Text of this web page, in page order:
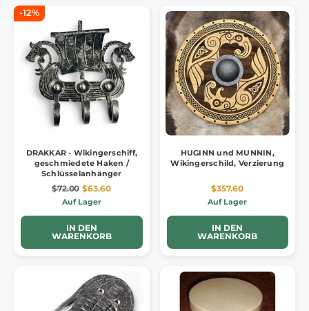
-12%
DRAKKAR - Wikingerschiff,
geschmiedete Haken /
Schlüsselanhänger
$72.00 $63.60
Auf Lager
IN DEN
WARENKORB
HUGINN und MUNNIN,
Wikingerschild, Verzierung
$357.60
Auf Lager
IN DEN
WARENKORB